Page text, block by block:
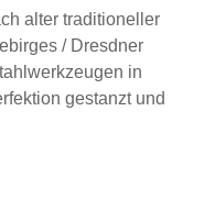
alter traditioneller
/ Dresdner
in
gestanzt und